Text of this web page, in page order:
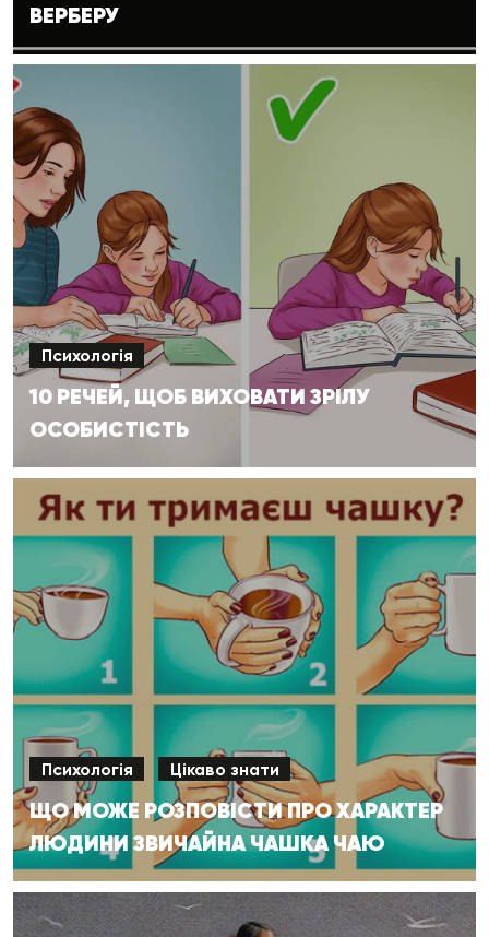
ВЕРБЕРУ
Психологія
10 РЕЧЕЙ, ЩОБ ВИХОВАТИ ЗРІЛУ
ОСОБИСТІСТЬ
Психологія Цікаво знати
ЩО МОЖЕ РОЗПОВІСТИ ПРО ХАРАКТЕР
ЛЮДИНИ ЗВИЧАЙНА ЧАШКА ЧАЮ